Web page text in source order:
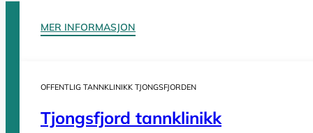
MER INFORMASJON
OFFENTLIG TANNKLINIKK TJONGSFJORDEN
Tjongsfjord tannklinikk
Tannleger Norge